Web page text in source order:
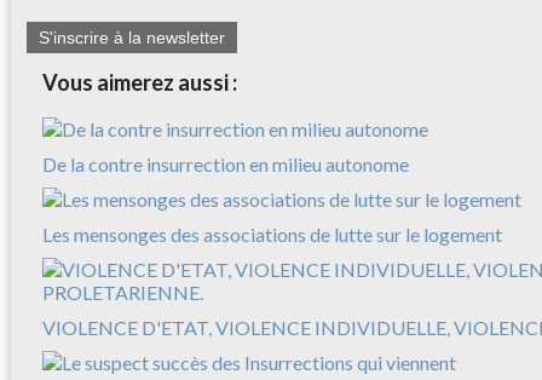
S'inscrire à la newsletter
Vous aimerez aussi :
De la contre insurrection en milieu autonome
Les mensonges des associations de lutte sur le logement
VIOLENCE D'ETAT, VIOLENCE INDIVIDUELLE,